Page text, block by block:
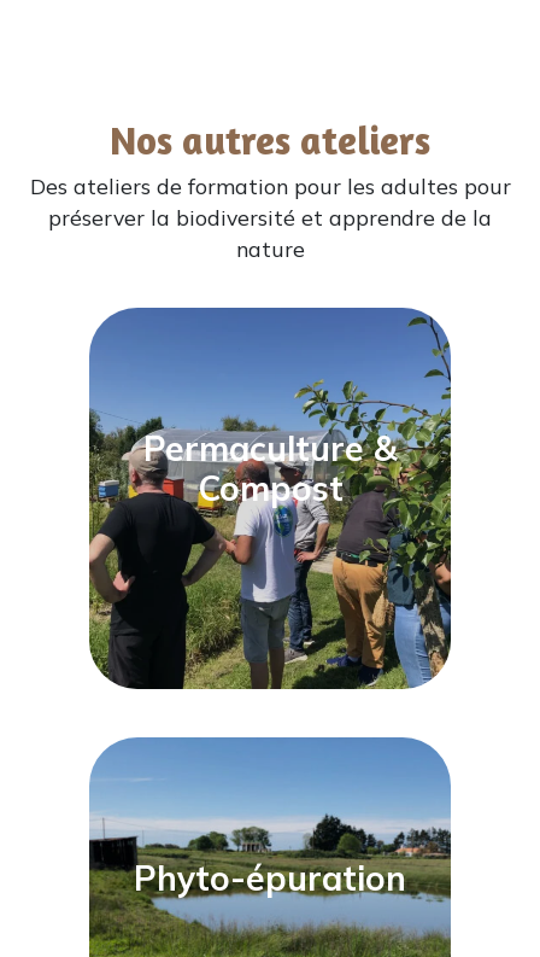
Nos autres ateliers
Des ateliers de formation pour les adultes pour
préserver la biodiversité et apprendre de la
nature
Permaculture &
Compost
Phyto-épuration